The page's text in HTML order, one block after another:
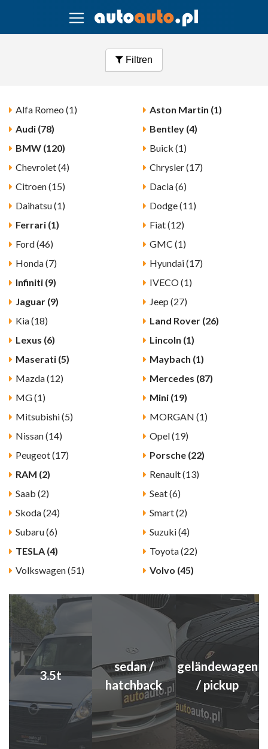
Filtren
Alfa Romeo (1)
Aston Martin (1)
Audi (78)
Bentley (4)
BMW (120)
Buick (1)
Chevrolet (4)
Chrysler (17)
Citroen (15)
Dacia (6)
Daihatsu (1)
Dodge (11)
Ferrari (1)
Fiat (12)
Ford (46)
GMC (1)
Honda (7)
Hyundai (17)
Infiniti (9)
IVECO (1)
Jaguar (9)
Jeep (27)
Kia (18)
Land Rover (26)
Lexus (6)
Lincoln (1)
Maserati (5)
Maybach (1)
Mazda (12)
Mercedes (87)
MG (1)
Mini (19)
Mitsubishi (5)
MORGAN (1)
Nissan (14)
Opel (19)
Peugeot (17)
Porsche (22)
RAM (2)
Renault (13)
Saab (2)
Seat (6)
Skoda (24)
Smart (2)
Subaru (6)
Suzuki (4)
TESLA (4)
Toyota (22)
Volkswagen (51)
Volvo (45)
3.5t
sedan /
hatchback
geländewagen
/ pickup